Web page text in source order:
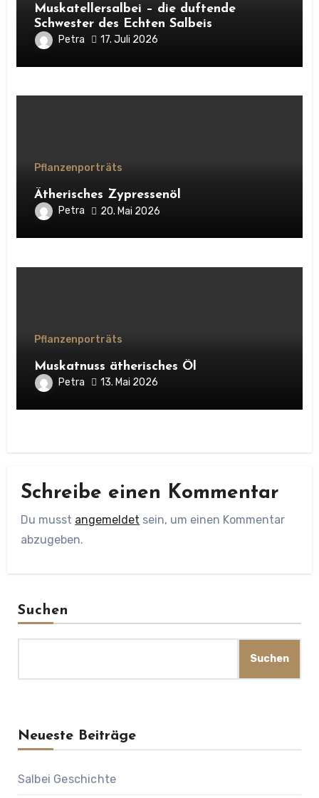
Muskatellersalbei – die duftende
Schwester des Echten Salbeis
Petra 17. Juli 2026
Pflanzenporträts
Ätherisches Zypressenöl
Petra 20. Mai 2026
Pflanzenporträts
Muskatnuss ätherisches Öl
Petra 13. Mai 2026
Schreibe einen Kommentar
Du musst angemeldet sein, um einen Kommentar
abzugeben.
Suchen
Suchen
Neueste Beiträge
Salbei Geschichte